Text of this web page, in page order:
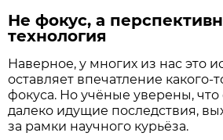
Не фокус, а
технология
Наверное, у многих из нас это
оставляет впечатление какого-
фокуса. Но учёные уверены,
далеко идущие последствия,
за рамки научного курьёза.